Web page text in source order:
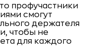
профучастники
смогут
держателя
чтобы не
для каждого